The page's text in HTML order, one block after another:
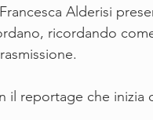
Alderisi
ricordando
il reportage che inizia